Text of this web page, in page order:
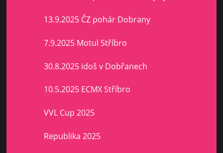
13.9.2025 ČZ pohár Dobrany
7.9.2025 Motul Stříbro
30.8.2025 idoš v Dobřanech
10.5.2025 ECMX Stříbro
VVL Cup 2025
Republika 2025